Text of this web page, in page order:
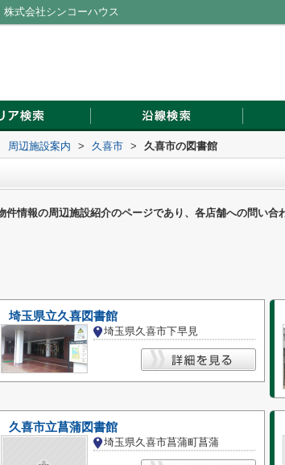
式会社シンコーハウス
周辺施設案内 > 久喜市 > 久喜市の図書館
件情報の周辺施設紹介のページであり、各店舗への問い合
埼玉県立久喜図書館
埼玉県久喜市下早見
久喜市立菖蒲図書館
埼玉県久喜市菖蒲町菖蒲